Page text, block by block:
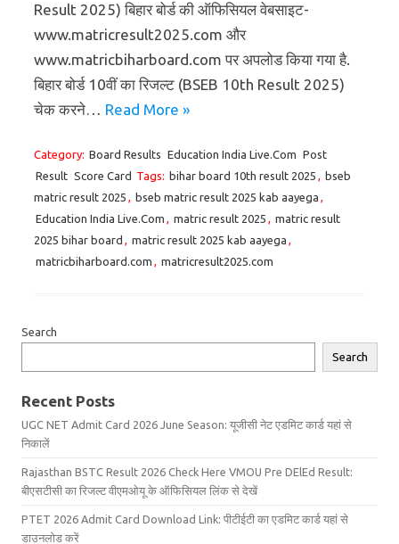
Result 2025) बिहार बोर्ड की ऑफिसियल वेबसाइट-
www.matricresult2025.com और
www.matricbiharboard.com पर अपलोड किया गया है.
बिहार बोर्ड 10वीं का रिजल्ट (BSEB 10th Result 2025)
चेक करने… Read More »
Category: Board Results Education India Live.Com Post
Result Score Card Tags: bihar board 10th result 2025 , bseb
matric result 2025 , bseb matric result 2025 kab aayega ,
Education India Live.Com , matric result 2025 , matric result
2025 bihar board , matric result 2025 kab aayega ,
matricbiharboard.com , matricresult2025.com
Search
Search
Recent Posts
UGC NET Admit Card 2026 June Season: यूजीसी नेट एडमिट कार्ड यहां से
निकालें
Rajasthan BSTC Result 2026 Check Here VMOU Pre DElEd Result:
बीएसटीसी का रिजल्ट वीएमओयू के ऑफिसियल लिंक से देखें
PTET 2026 Admit Card Download Link: पीटीईटी का एडमिट कार्ड यहां से
डाउनलोड करें